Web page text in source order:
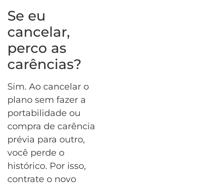
Se eu
cancelar,
perco as
carências?
Sim. Ao cancelar o
plano sem fazer a
portabilidade ou
compra de carência
prévia para outro,
você perde o
histórico. Por isso,
contrate o novo